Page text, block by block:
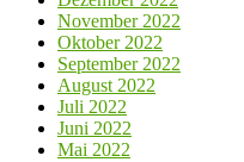
November 2022
Oktober 2022
September 2022
August 2022
Juli 2022
Juni 2022
Mai 2022